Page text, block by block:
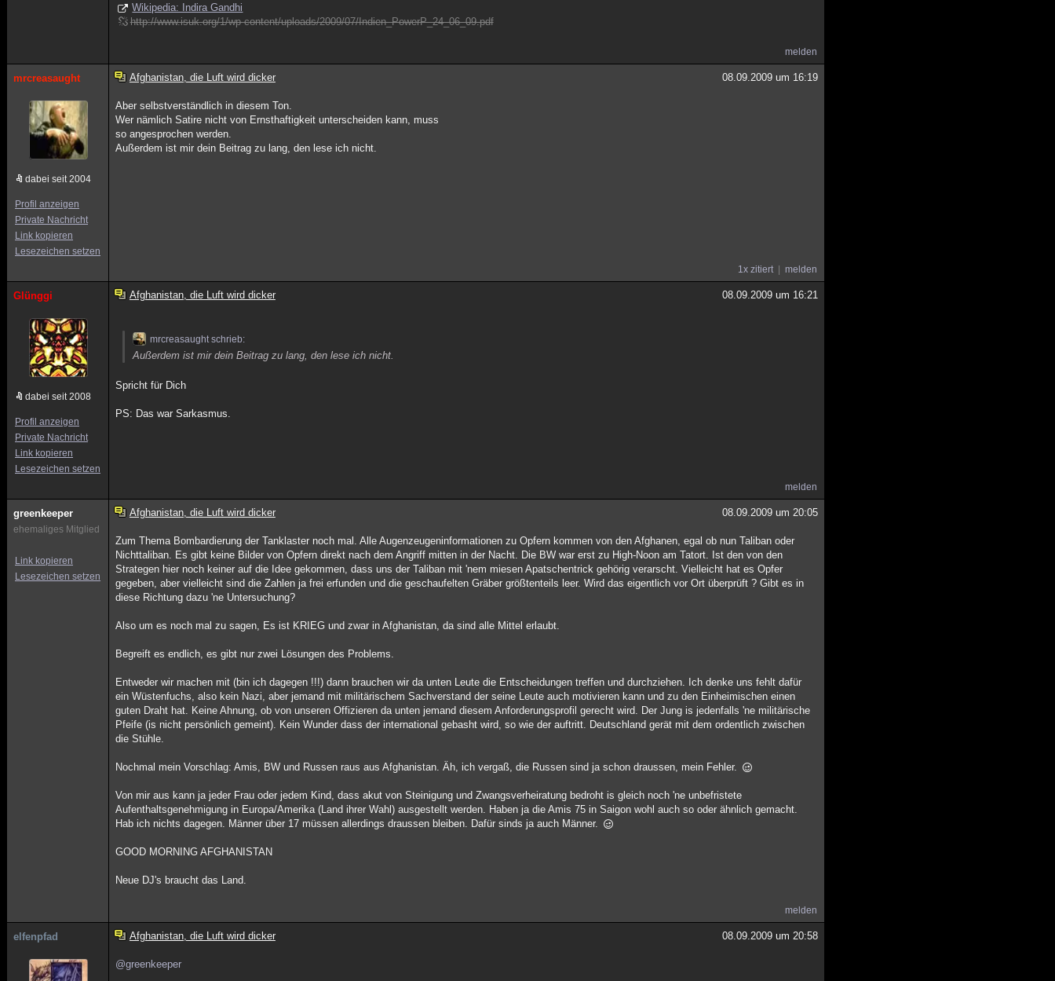
Wikipedia: Indira Gandhi
http://www.isuk.org/1/wp-content/uploads/2009/07/Indien_PowerP_24_06_09.pdf
melden
mrcreasaught
dabei seit 2004
Profil anzeigen
Private Nachricht
Link kopieren
Lesezeichen setzen
Afghanistan, die Luft wird dicker 08.09.2009 um 16:19
Aber selbstverständlich in diesem Ton.
Wer nämlich Satire nicht von Ernsthaftigkeit unterscheiden kann, muss
so angesprochen werden.
Außerdem ist mir dein Beitrag zu lang, den lese ich nicht.
1x zitiert melden
Glünggi
dabei seit 2008
Profil anzeigen
Private Nachricht
Link kopieren
Lesezeichen setzen
Afghanistan, die Luft wird dicker 08.09.2009 um 16:21
mrcreasaught schrieb:
Außerdem ist mir dein Beitrag zu lang, den lese ich nicht.
Spricht für Dich
PS: Das war Sarkasmus.
melden
greenkeeper
ehemaliges Mitglied
Link kopieren
Lesezeichen setzen
Afghanistan, die Luft wird dicker 08.09.2009 um 20:05
Zum Thema Bombardierung der Tanklaster noch mal. Alle Augenzeugeninformationen zu Opfern kommen von den Afghanen, egal ob nun Taliban oder
Nichttaliban. Es gibt keine Bilder von Opfern direkt nach dem Angriff mitten in der Nacht. Die BW war erst zu High-Noon am Tatort. Ist den von den
Strategen hier noch keiner auf die Idee gekommen, dass uns der Taliban mit 'nem miesen Apatschentrick gehörig verarscht. Vielleicht hat es Opfer
gegeben, aber vielleicht sind die Zahlen ja frei erfunden und die geschaufelten Gräber größtenteils leer. Wird das eigentlich vor Ort überprüft ? Gibt es in
diese Richtung dazu 'ne Untersuchung?
Also um es noch mal zu sagen, Es ist KRIEG und zwar in Afghanistan, da sind alle Mittel erlaubt.
Begreift es endlich, es gibt nur zwei Lösungen des Problems.
Entweder wir machen mit (bin ich dagegen !!!) dann brauchen wir da unten Leute die Entscheidungen treffen und durchziehen. Ich denke uns fehlt dafür
ein Wüstenfuchs, also kein Nazi, aber jemand mit militärischem Sachverstand der seine Leute auch motivieren kann und zu den Einheimischen einen
guten Draht hat. Keine Ahnung, ob von unseren Offizieren da unten jemand diesem Anforderungsprofil gerecht wird. Der Jung is jedenfalls 'ne militärische
Pfeife (is nicht persönlich gemeint). Kein Wunder dass der international gebasht wird, so wie der auftritt. Deutschland gerät mit dem ordentlich zwischen
die Stühle.
Nochmal mein Vorschlag: Amis, BW und Russen raus aus Afghanistan. Äh, ich vergaß, die Russen sind ja schon draussen, mein Fehler.
Von mir aus kann ja jeder Frau oder jedem Kind, dass akut von Steinigung und Zwangsverheiratung bedroht is gleich noch 'ne unbefristete
Aufenthaltsgenehmigung in Europa/Amerika (Land ihrer Wahl) ausgestellt werden. Haben ja die Amis 75 in Saigon wohl auch so oder ähnlich gemacht.
Hab ich nichts dagegen. Männer über 17 müssen allerdings draussen bleiben. Dafür sinds ja auch Männer.
GOOD MORNING AFGHANISTAN
Neue DJ's braucht das Land.
melden
elfenpfad Afghanistan, die Luft wird dicker 08.09.2009 um 20:58
@greenkeeper